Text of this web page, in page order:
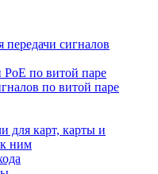
передачи сигналов
по витой паре
по витой паре
для карт, карты и
к ним